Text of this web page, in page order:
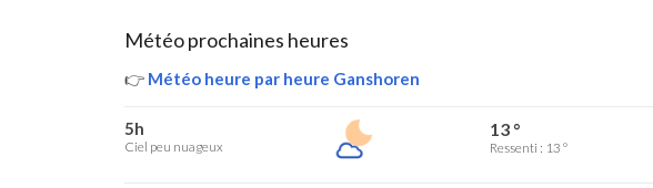
Météo prochaines heures
👉 Météo heure par heure Ganshoren
5h
Ciel peu nuageux
13 °
Ressenti : 13 °